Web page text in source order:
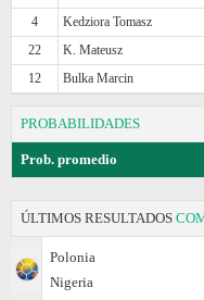
4
Kedziora Tomasz
22
K. Mateusz
12
Bulka Marcin
PROBABILIDADES
Prob. promedio
ÚLTIMOS RESULTADOS
Polonia
Nigeria